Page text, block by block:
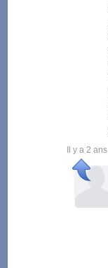
Il y a 2 ans